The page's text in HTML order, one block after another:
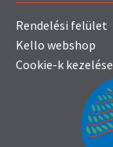
Rendelési felület
Kello webshop
Cookie-k kezelése